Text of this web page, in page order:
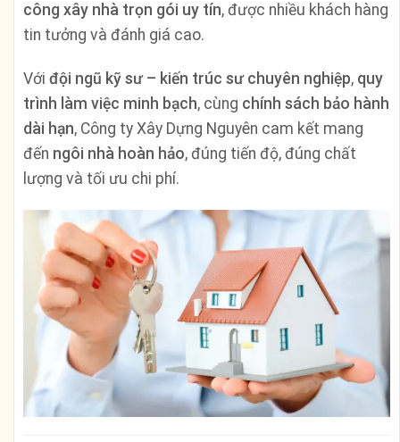
công xây nhà trọn gói uy tín, được nhiều khách hàng
tin tưởng và đánh giá cao.
Với đội ngũ kỹ sư – kiến trúc sư chuyên nghiệp, quy
trình làm việc minh bạch, cùng chính sách bảo hành
dài hạn, Công ty Xây Dựng Nguyên cam kết mang
đến ngôi nhà hoàn hảo, đúng tiến độ, đúng chất
lượng và tối ưu chi phí.